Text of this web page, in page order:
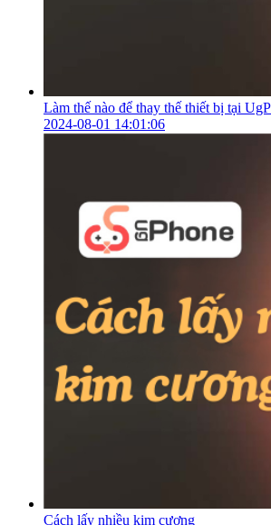
Làm thế nào để thay thế thiết bị tại
2024-08-01 14:01:06
Cách lấy nhiều kim cương